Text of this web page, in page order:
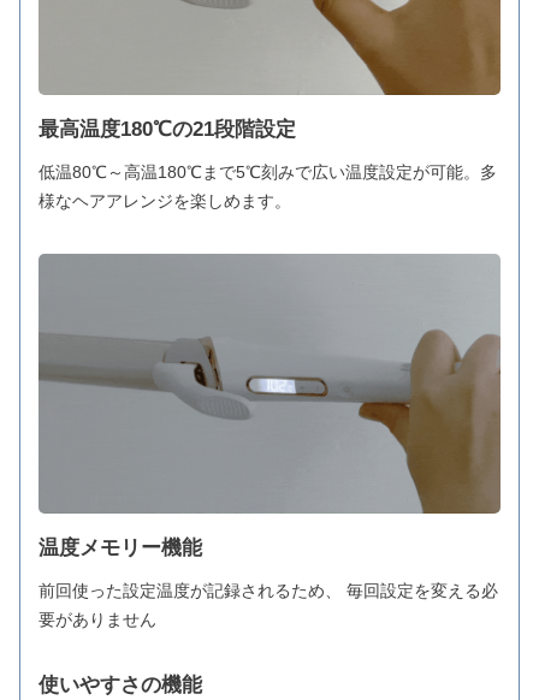
最高温度180℃の21段階設定
低温80℃～高温180℃まで5℃刻みで広い温度設定が可能。多
様なヘアアレンジを楽しめます。
温度メモリー機能
前回使った設定温度が記録されるため、 毎回設定を変える必
要がありません
使いやすさの機能